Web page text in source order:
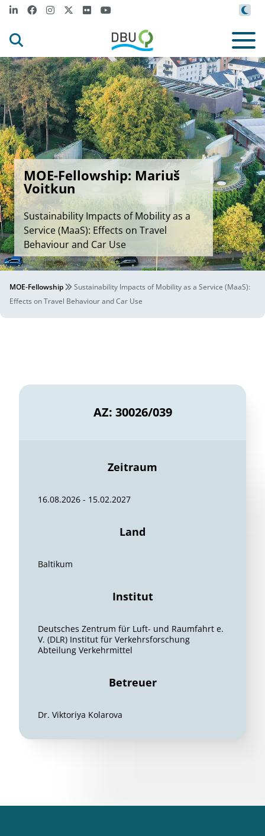
MOE-Fellowship: Mariuš
Voitkun
Sustainability Impacts of Mobility as a
Service (MaaS): Effects on Travel
Behaviour and Car Use
MOE-Fellowship
Sustainability Impacts of Mobility as a Service (MaaS):
Effects on Travel Behaviour and Car Use
AZ: 30026/039
Zeitraum
16.08.2026 - 15.02.2027
Land
Baltikum
Institut
Deutsches Zentrum für Luft- und Raumfahrt e.
V. (DLR) Institut für Verkehrsforschung
Abteilung Verkehrmittel
Betreuer
Dr. Viktoriya Kolarova